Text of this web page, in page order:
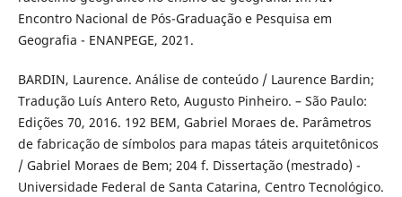
Encontro Nacional de Pós-Graduação e Pesquisa em
Geografia - ENANPEGE, 2021.
BARDIN, Laurence. Análise de conteúdo / Laurence Bardin;
Tradução Luís Antero Reto, Augusto Pinheiro. – São Paulo:
Edições 70, 2016. 192 BEM, Gabriel Moraes de. Parâmetros
de fabricação de símbolos para mapas táteis arquitetônicos
/ Gabriel Moraes de Bem; 204 f. Dissertação (mestrado) -
Universidade Federal de Santa Catarina, Centro Tecnológico.